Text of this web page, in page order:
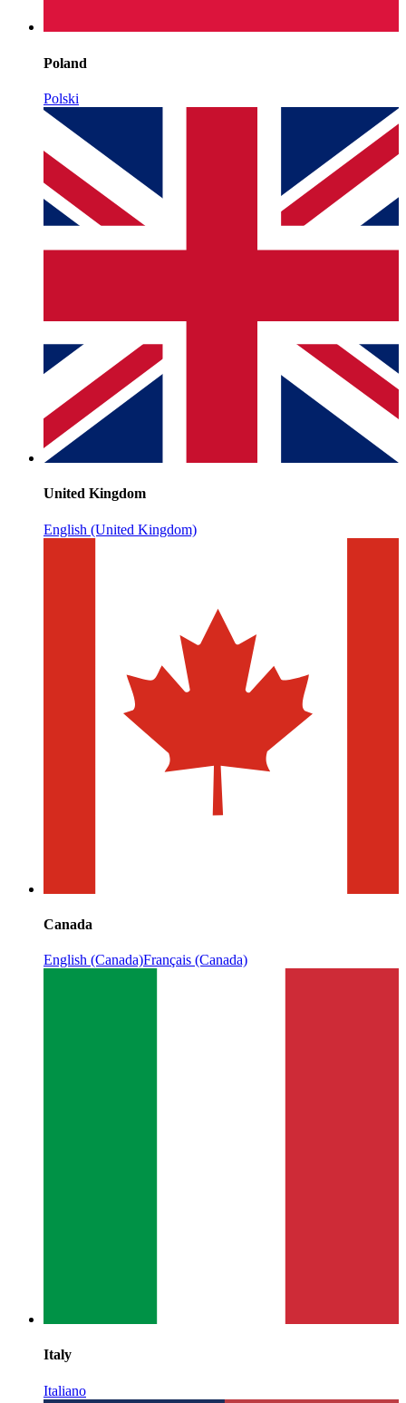
Poland
Polski
United Kingdom
English (United Kingdom)
Canada
English (Canada)Français (Canada)
Italy
Italiano